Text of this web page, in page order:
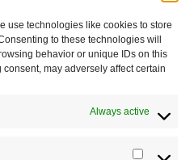
use technologies like cookies to store
to these technologies will
behavior or unique IDs on this
may adversely affect certain
Always active